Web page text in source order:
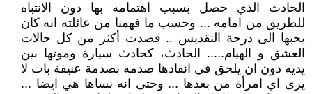
الحادث الذي حصل بسبب اهتمامه بها دون الانتباه
للطريق من امامه ... وحسب ما فهمنا من عائلته انه كان
يحبها الى درجة التقديس .. قصدت أكثر من كل حالات
العشق و الهيام..... الحادث، كحادث سيارة وموتها بين
يديه دون ان يلحق في انقاذها صدمه بصدمة عنيفة بات لا
يرى اي امرأة من بعدها ... وحتى انه نساها هي ايضا ...